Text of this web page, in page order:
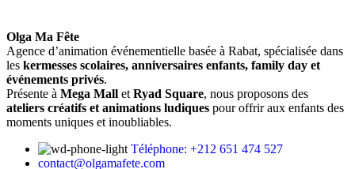
Olga Ma Fête
Agence d’animation événementielle basée à Rabat, spécialisée dans
les kermesses scolaires, anniversaires enfants, family day et
événements privés.
Présente à Mega Mall et Ryad Square, nous proposons des
ateliers créatifs et animations ludiques pour offrir aux enfants des
moments uniques et inoubliables.
Téléphone: +212 651 474 527
contact@olgamafete.com